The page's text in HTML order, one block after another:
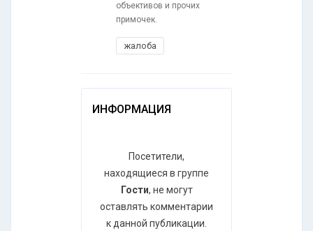
объективов и прочих
примочек.
жалоба
ИНФОРМАЦИЯ
Посетители,
находящиеся в группе
Гости, не могут
оставлять комментарии
к данной публикации.